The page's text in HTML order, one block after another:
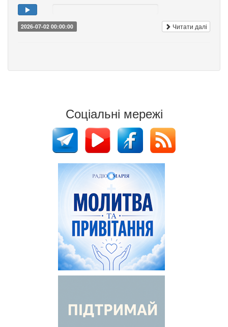
2026-07-02 00:00:00 Читати далі
Соціальні мережі